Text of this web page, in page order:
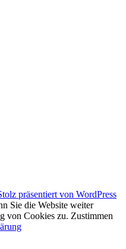
präsentiert von WordPress
Sie die Website weiter
von Cookies zu. Zustimmen